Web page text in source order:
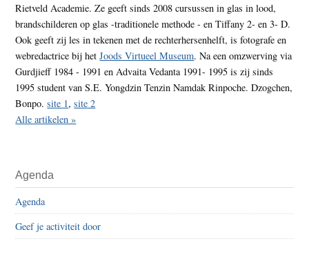
Rietveld Academie. Ze geeft sinds 2008 cursussen in glas in lood,
brandschilderen op glas -traditionele methode - en Tiffany 2- en 3- D.
Ook geeft zij les in tekenen met de rechterhersenhelft, is fotografe en
webredactrice bij hetJoods Virtueel Museum. Na een omzwerving via
Gurdjieff 1984 - 1991 en Advaita Vedanta 1991- 1995 is zij sinds
1995 student van S.E. Yongdzin Tenzin Namdak Rinpoche. Dzogchen,
Bonpo.site 1,site 2
Alle artikelen »
Agenda
Agenda
Geef je activiteit door